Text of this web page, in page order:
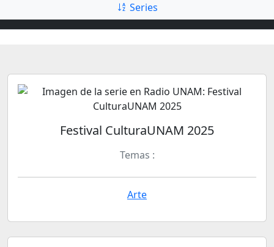
Series
Festival CulturaUNAM 2025
Temas :
Arte